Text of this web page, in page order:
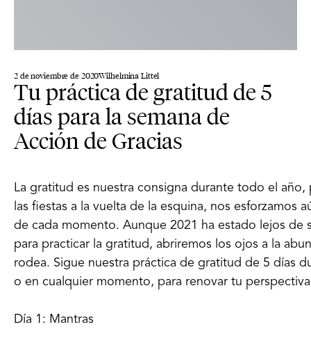
2 de noviembre de 2020Wilhelmina Littel
Tu práctica de gratitud de 5
días para la semana de
Acción de Gracias
La gratitud es nuestra consigna durante todo el
las fiestas a la vuelta de la esquina, nos esforzamos
de cada momento. Aunque 2021 ha estado lejos
para practicar la gratitud, abriremos los ojos a la
rodea. Sigue nuestra práctica de gratitud de 5 días
o en cualquier momento, para renovar tu
Día 1: Mantras